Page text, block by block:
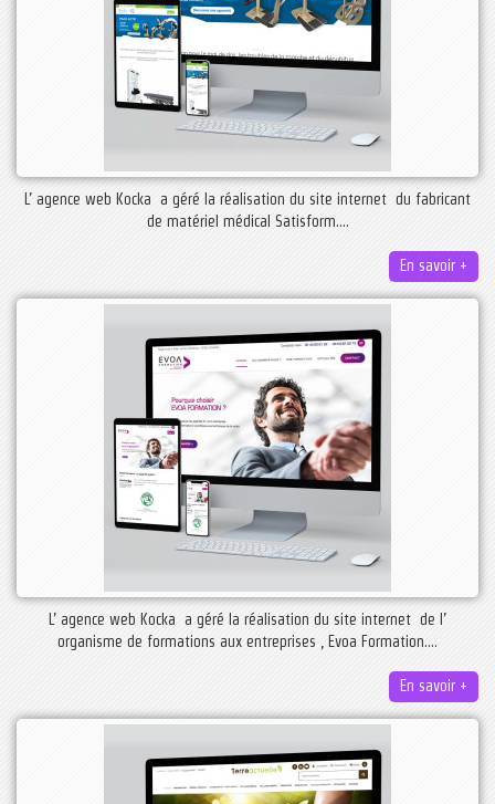
L’ agence web Kocka a géré la réalisation du site internet du fabricant
de matériel médical Satisform....
En savoir +
L’ agence web Kocka a géré la réalisation du site internet de l’
organisme de formations aux entreprises , Evoa Formation....
En savoir +